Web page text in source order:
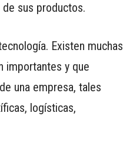
sus productos.
Existen muchas
importantes y que
una empresa, tales
logísticas,